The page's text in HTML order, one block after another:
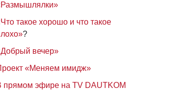
такое хорошо и что такое
?
вечер»
«Меняем имидж»
прямом эфире на TV DAUTKOM